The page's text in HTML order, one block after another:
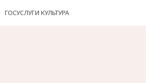
ГОСУСЛУГИ КУЛЬТУРА